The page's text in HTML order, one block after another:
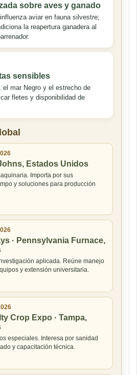
sobre aves y ganado
aviar en fauna silvestre;
la reapertura ganadera al
sensibles
el mar Negro y el estrecho de
fletes y disponibilidad de
Estados Unidos
Importa por sus
y soluciones para producción
· Pennsylvania Furnace,
aplicada. Reúne manejo
y extensión universitaria.
Crop Expo · Tampa,
especiales. Interesa por sanidad
y capacitación técnica.